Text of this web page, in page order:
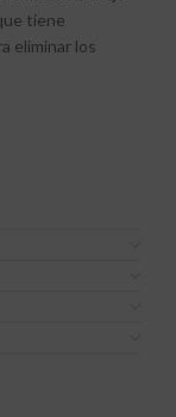
tiene
eliminar los